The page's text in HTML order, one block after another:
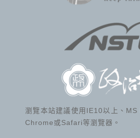
瀏覽本站建議使用IE10以上、
Chrome或Safari等瀏覽器。